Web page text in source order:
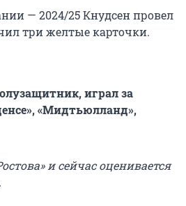
— 2024/25 Кнудсен провел
три желтые карточки.
играл за
«Мидтьюлланд»,
и сейчас оценивается